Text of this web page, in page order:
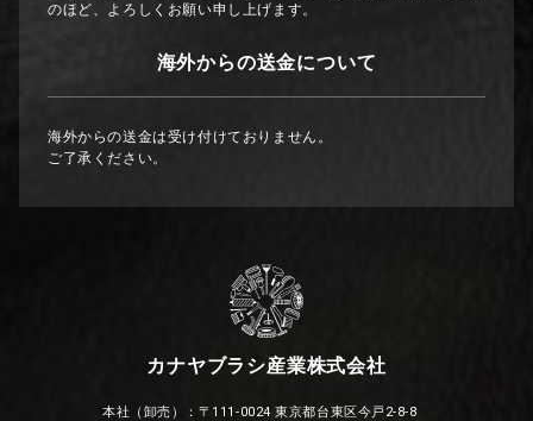
のほど、よろしくお願い申し上げます。
海外からの送金について
海外からの送金は受け付けておりません。
ご了承ください。
カナヤブラシ産業株式会社
本社（卸売）：〒111-0024 東京都台東区今戸2-8-8